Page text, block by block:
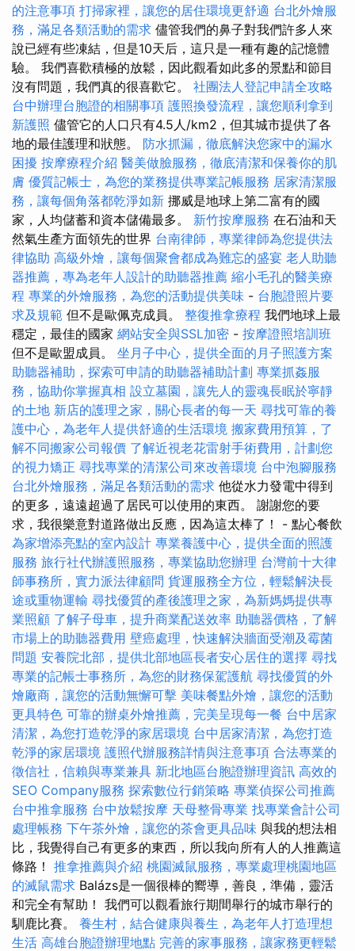
的注意事項 打掃家裡，讓您的居住環境更舒適 台北外燴服
務，滿足各類活動的需求 儘管我們的鼻子對我們許多人來
說已經有些凍結，但是10天后，這只是一種有趣的記憶體
驗。 我們喜歡積極的放鬆，因此觀看如此多的景點和節目
沒有問題，我們真的很喜歡它。 社團法人登記申請全攻略
台中辦理台胞證的相關事項 護照換發流程，讓您順利拿到
新護照 儘管它的人口只有4.5人/km2，但其城市提供了各
地的最佳護理和狀態。 防水抓漏，徹底解決您家中的漏水
困擾 按摩療程介紹 醫美做臉服務，徹底清潔和保養你的肌
膚 優質記帳士，為您的業務提供專業記帳服務 居家清潔服
務，讓每個角落都乾淨如新 挪威是地球上第二富有的國
家，人均儲蓄和資本儲備最多。 新竹按摩服務 在石油和天
然氣生產方面領先的世界 台南律師，專業律師為您提供法
律協助 高級外燴，讓每個聚會都成為難忘的盛宴 老人助聽
器推薦，專為老年人設計的助聽器推薦 縮小毛孔的醫美療
程 專業的外燴服務，為您的活動提供美味 - 台胞證照片要
求及規範 但不是歐佩克成員。 整復推拿療程 我們地球上最
穩定，最佳的國家 網站安全與SSL加密 - 按摩證照培訓班
但不是歐盟成員。 坐月子中心，提供全面的月子照護方案
助聽器補助，探索可申請的助聽器補助計劃 專業抓姦服
務，協助你掌握真相 設立墓園，讓先人的靈魂長眠於寧靜
的土地 新店的護理之家，關心長者的每一天 尋找可靠的養
護中心，為老年人提供舒適的生活環境 搬家費用預算，了
解不同搬家公司報價 了解近視老花雷射手術費用，計劃您
的視力矯正 尋找專業的清潔公司來改善環境 台中泡腳服務
台北外燴服務，滿足各類活動的需求 他從水力發電中得到
的更多，遠遠超過了居民可以使用的東西。 謝謝您的要
求，我很樂意對道路做出反應，因為這太棒了！ - 點心餐飲
為家增添亮點的室內設計 專業養護中心，提供全面的照護
服務 旅行社代辦護照服務，專業協助您辦理 台灣前十大律
師事務所，實力派法律顧問 貨運服務全方位，輕鬆解決長
途或重物運輸 尋找優質的產後護理之家，為新媽媽提供專
業照顧 了解子母車，提升商業配送效率 助聽器價格，了解
市場上的助聽器費用 壁癌處理，快速解決牆面受潮及霉菌
問題 安養院北部，提供北部地區長者安心居住的選擇 尋找
專業的記帳士事務所，為您的財務保駕護航 尋找優質的外
燴廠商，讓您的活動無懈可擊 美味餐點外燴，讓您的活動
更具特色 可靠的辦桌外燴推薦，完美呈現每一餐 台中居家
清潔，為您打造乾淨的家居環境 台中居家清潔，為您打造
乾淨的家居環境 護照代辦服務詳情與注意事項 合法專業的
徵信社，信賴與專業兼具 新北地區台胞證辦理資訊 高效的
SEO Company服務 探索數位行銷策略 專業偵探公司推薦
台中推拿服務 台中放鬆按摩 天母整骨專業 找專業會計公司
處理帳務 下午茶外燴，讓您的茶會更具品味 與我的想法相
比，我覺得自己有更多的東西，所以我向所有人的人推薦這
條路！ 推拿推薦與介紹 桃園滅鼠服務，專業處理桃園地區
的滅鼠需求 Balázs是一個很棒的嚮導，善良，準備，靈活
和完全有幫助！ 我們可以觀看旅行期間舉行的城市舉行的
馴鹿比賽。 養生村，結合健康與養生，為老年人打造理想
生活 高雄台胞證辦理地點 完善的家事服務，讓家務更輕鬆